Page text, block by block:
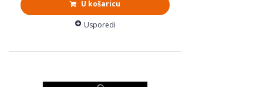
U košaricu
Usporedi